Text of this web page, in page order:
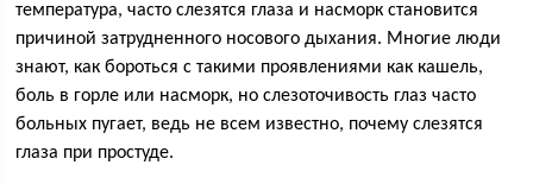
температура, часто слезятся глаза и насморк становится
причиной затрудненного носового дыхания. Многие люди
знают, как бороться с такими проявлениями как кашель,
боль в горле или насморк, но слезоточивость глаз часто
больных пугает, ведь не всем известно, почему слезятся
глаза при простуде.